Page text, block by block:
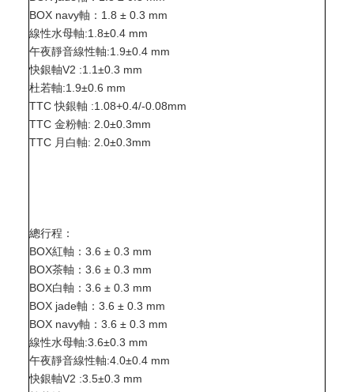
BOX navy軸：1.8 ± 0.3 mm
線性水母軸:1.8±0.4 mm
午夜靜音線性軸:1.9±0.4 mm
快銀軸V2 :1.1±0.3 mm
杜若軸:1.9±0.6 mm
TTC 快銀軸 :1.08+0.4/-0.08mm
TTC 金粉軸: 2.0±0.3mm
TTC 月白軸: 2.0±0.3mm
總行程：
BOX紅軸：3.6 ± 0.3 mm
BOX茶軸：3.6 ± 0.3 mm
BOX白軸：3.6 ± 0.3 mm
BOX jade軸：3.6 ± 0.3 mm
BOX navy軸：3.6 ± 0.3 mm
線性水母軸:3.6±0.3 mm
午夜靜音線性軸:4.0±0.4 mm
快銀軸V2 :3.5±0.3 mm